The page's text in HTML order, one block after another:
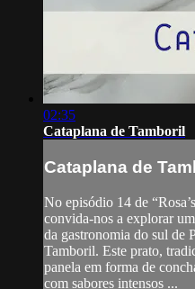
02:35
Cataplana de Tamboril
Cataplana de
No episódio 14 de
convida-nos a explorar
da gastronomia do sul de
Tamboril. Este prato,
panela em forma de
com sabores intensos ...